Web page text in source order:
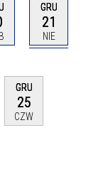
GRU
21
NIE
GRU
25
CZW